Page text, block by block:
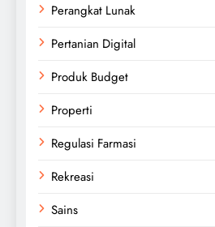
Perangkat Lunak
Pertanian Digital
Produk Budget
Properti
Regulasi Farmasi
Rekreasi
Sains